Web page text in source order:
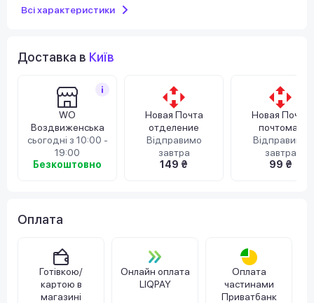
Всі характеристики
Доставка в Київ
WO
Воздвиженська
сьогодні з 10:00 -
19:00
Безкоштовно
Новая Почта
отделение
Відправимо
завтра
149 ₴
Новая Почта
почтомат
Відправимо
завтра
99 ₴
Оплата
Готівкою/
картою в
магазині
Онлайн оплата
LIQPAY
Оплата
частинами
Приватбанк